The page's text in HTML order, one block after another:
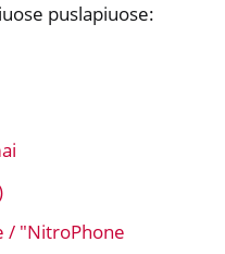
puslapiuose:
/ "NitroPhone